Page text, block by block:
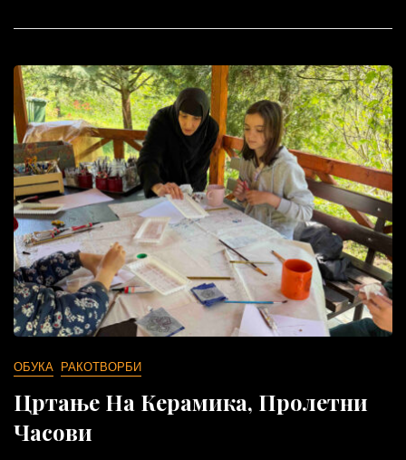
ОБУКА РАКОТВОРБИ
Цртање На Керамика, Пролетни
Часови